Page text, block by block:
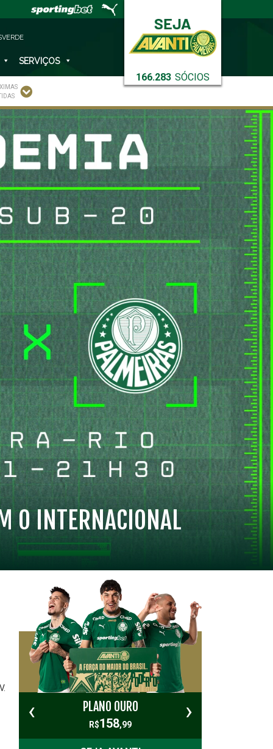
166.283 SÓCIOS
SERVIÇOS
O INTERNACIONAL
PLANO OURO
R$158,99
‹ ›